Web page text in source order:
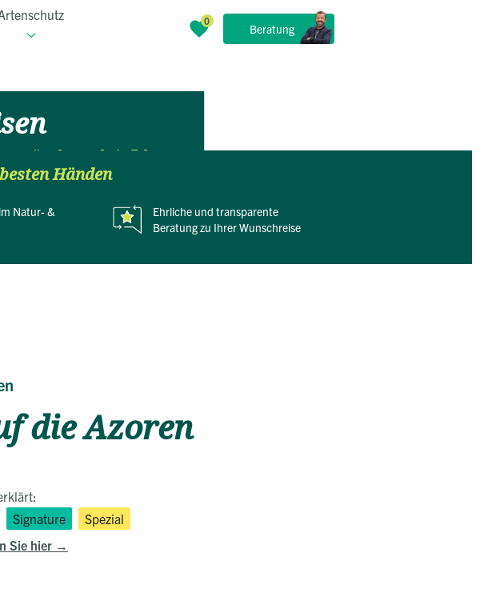
Beratung
Hügeln und tiefblauem
Händen
Natur- &
Ehrliche undtransparente
Beratung zu Ihrer Wunschreise
die Azoren
Signature
Spezial
Sie hier